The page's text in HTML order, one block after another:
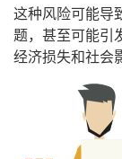
这种风险可能导
题，甚至可能引
经济损失和社会